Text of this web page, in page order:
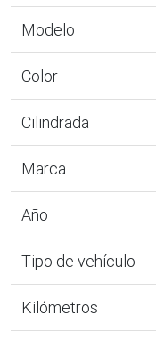
Modelo
Color
Cilindrada
Marca
Año
Tipo de vehículo
Kilómetros